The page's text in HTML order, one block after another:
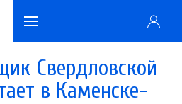
Свердловской
в Каменске-